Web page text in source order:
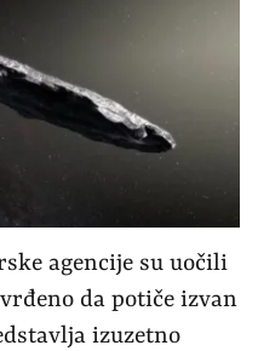
agencije su uočili
da potiče izvan
izuzetno